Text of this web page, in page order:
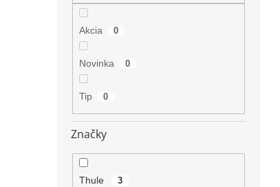
Akcia 0
Novinka 0
Tip 0
Značky
Thule 3